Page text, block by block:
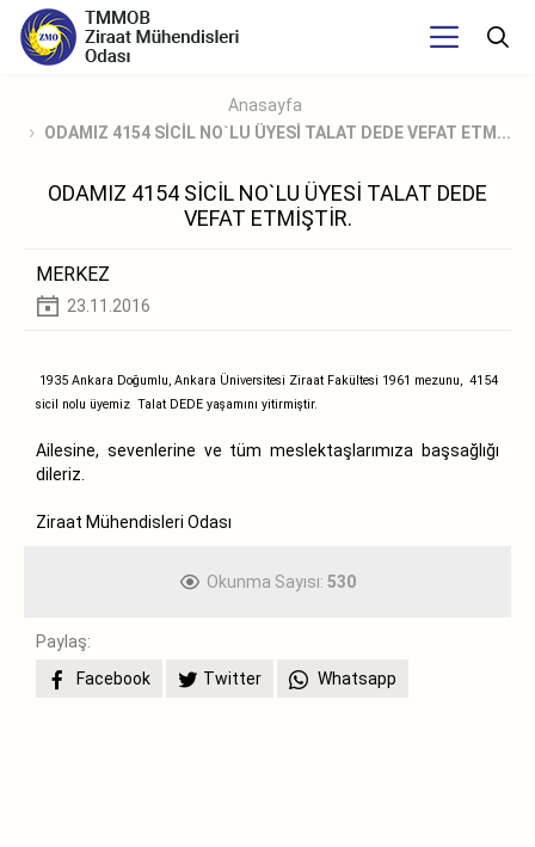
Anasayfa
ODAMIZ 4154 SİCİL NO`LU ÜYESİ TALAT DEDE VEFAT ETM...
ODAMIZ 4154 SİCİL NO`LU ÜYESİ TALAT DEDE
VEFAT ETMİŞTİR.
MERKEZ
23.11.2016
1935 Ankara Doğumlu, Ankara Üniversitesi Ziraat Fakültesi 1961 mezunu, 4154
sicil nolu üyemiz Talat DEDE yaşamını yitirmiştir.
Ailesine, sevenlerine ve tüm meslektaşlarımıza başsağlığı
dileriz.
Ziraat Mühendisleri Odası
Okunma Sayısı: 530
Paylaş:
Facebook
Twitter Whatsapp